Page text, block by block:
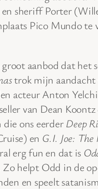
sheriff Porter
Pico Mundo te
aanbod dat het
trok mijn aandacht
acteur Anton
van Dean
die ons eerderDeep
en G.I. Joe: The
erg fun en dat is
helpt Odd in de
en speelt